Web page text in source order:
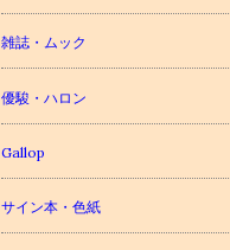
雑誌・ムック
優駿・ハロン
Gallop
サイン本・色紙